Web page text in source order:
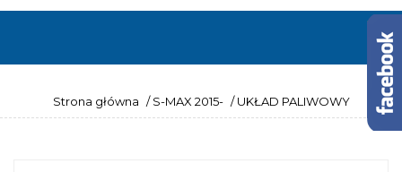
Strona główna / S-MAX 2015- / UKŁAD PALIWOWY